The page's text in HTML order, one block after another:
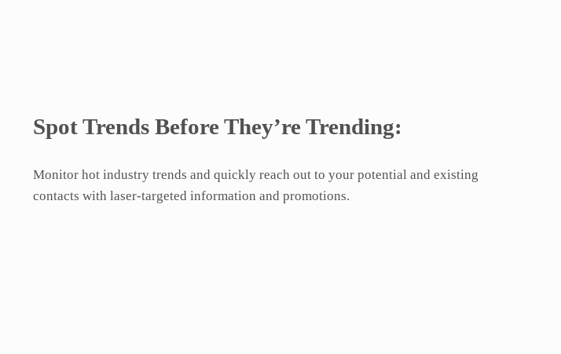
Spot Trends Before They’re Trending:
Monitor hot industry trends and quickly reach out to your potential and existing
contacts with laser-targeted information and promotions.